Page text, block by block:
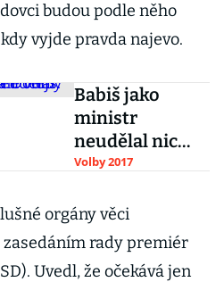
budou podle něho
vyjde pravda najevo.
Babiš jako
ministr
neudělal nic
převratného,
KSČM chce
předčasné
volby
Volby 2017
orgány věci
rady premiér
Uvedl, že očekává jen